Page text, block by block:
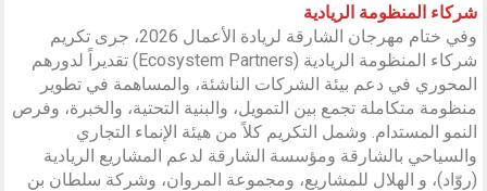
شركاء المنظومة الريادية
وفي ختام مهرجان الشارقة لريادة الأعمال 2026، جرى تكريم
شركاء المنظومة الريادية (Ecosystem Partners) تقديراً لدورهم
المحوري في دعم بيئة الشركات الناشئة، والمساهمة في تطوير
منظومة متكاملة تجمع بين التمويل، والبنية التحتية، والخبرة، وفرص
النمو المستدام. وشمل التكريم كلاً من هيئة الإنماء التجاري
والسياحي بالشارقة ومؤسسة الشارقة لدعم المشاريع الريادية
(روّاد)، و الهلال للمشاريع، ومجموعة المروان، وشركة سلطان بن